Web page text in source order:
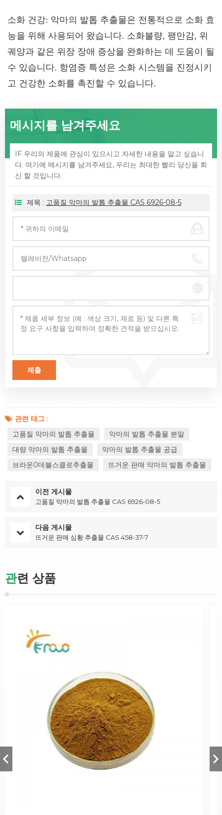
소화 건강: 악마의 발톱 추출물은 전통적으로 소화 효
능을 위해 사용되어 왔습니다. 소화불량, 팽만감, 위
궤양과 같은 위장 장애 증상을 완화하는 데 도움이 될
수 있습니다. 항염증 특성은 소화 시스템을 진정시키
고 건강한 소화를 촉진할 수 있습니다.
메시지를 남겨주세요
IF 우리의 제품에 관심이 있으시고 자세한 내용을 알고 싶습니
다. 여기에 메시지를 남겨주세요, 우리는 최대한 빨리 당신을 회
신 할 것입니다.
제목 : 고품질 악마의 ​​발톱 추출물 CAS 6926-08-5
관련 태그 :
고품질 악마의 ​​발톱 추출물
악마의 발톱 추출물 분말
대량 악마의 발톱 추출물
악마의 발톱 추출물 공급
브라운0데블스클로추출물
뜨거운 판매 악마의 발톱 추출물
이전 게시물
고품질 악마의 ​​발톱 추출물 CAS 6926-08-5
다음 게시물
뜨거운 판매 심황 추출물 CAS 458-37-7
관련 상품